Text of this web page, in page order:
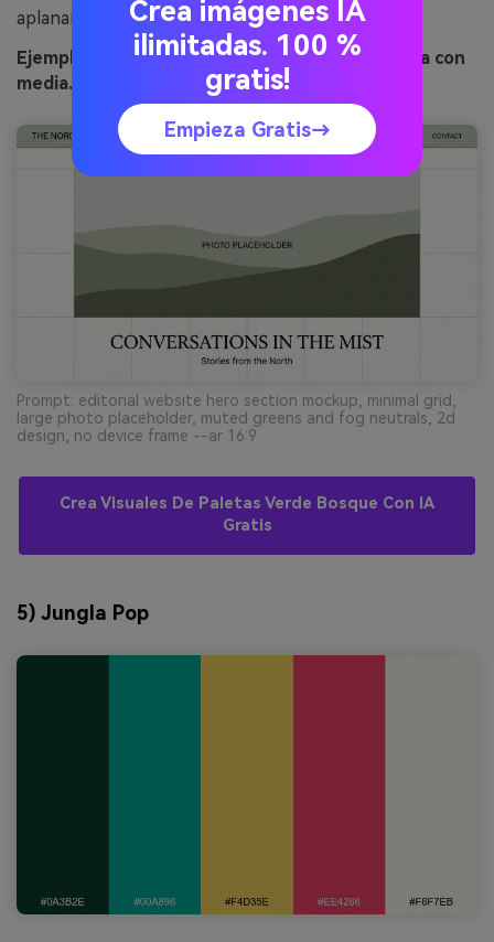
aplanar los verdes.
Ejemplo de imagen de bosque y niebla generada con
media.io
Prompt: editorial website hero section mockup, minimal grid,
large photo placeholder, muted greens and fog neutrals, 2d
design, no device frame --ar 16:9
Crea Visuales De Paletas Verde Bosque Con IA
Gratis
5) Jungla Pop
Crea imágenes IA
ilimitadas. 100 %
gratis!
Empieza Gratis→